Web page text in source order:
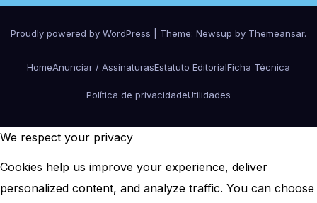
Proudly powered by WordPress Theme: Newsup by Themeansar.
HomeAnunciar / AssinaturasEstatuto EditorialFicha Técnica
Política de privacidadeUtilidades
We respect your privacy
Cookies help us improve your experience, deliver
personalized content, and analyze traffic. You can choose